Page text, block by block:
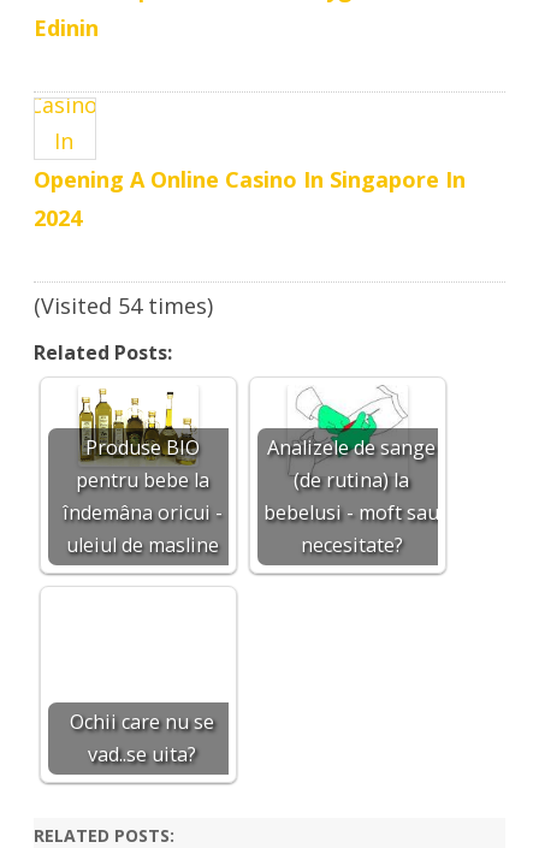
Edinin
Opening A Online Casino In Singapore In
2024
(Visited 54 times)
Related Posts:
Produse BIO
pentru bebe la
îndemâna oricui -
uleiul de masline
Analizele de sange
(de rutina) la
bebelusi - moft sau
necesitate?
Ochii care nu se
vad..se uita?
RELATED POSTS: